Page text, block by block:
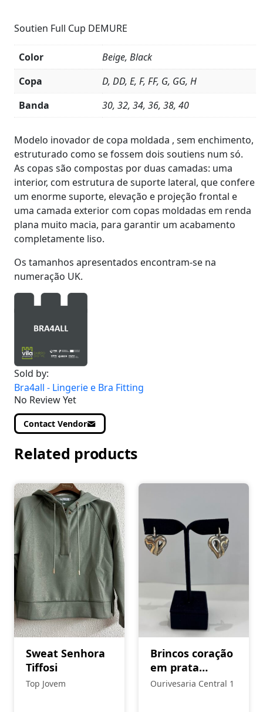
Soutien Full Cup DEMURE
Color
Beige, Black
Copa
D, DD, E, F, FF, G, GG, H
Banda
30, 32, 34, 36, 38, 40
Details
Modelo inovador de copa moldada , sem enchimento,
estruturado como se fossem dois soutiens num só.
As copas são compostas por duas camadas: uma
interior, com estrutura de suporte lateral, que confere
um enorme suporte, elevação e projeção frontal e
uma camada exterior com copas moldadas em renda
plana muito macia, para garantir um acabamento
completamente liso.
Os tamanhos apresentados encontram-se na
numeração UK.
Sold by:
Bra4all - Lingerie e Bra Fitting
No Review Yet
Contact Vendor
Related products
Sweat Senhora
Tiffosi
Top Jovem
Brincos coração
em prata
Eugénio Campos
Ourivesaria Central 1